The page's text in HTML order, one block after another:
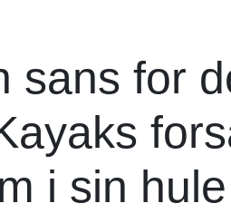
sans for
i sin